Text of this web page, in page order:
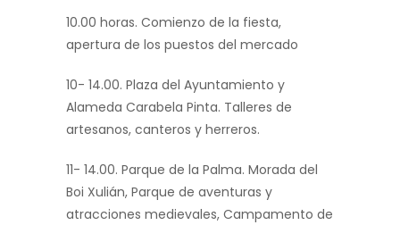
10.00 horas. Comienzo de la fiesta,
apertura de los puestos del mercado
10- 14.00. Plaza del Ayuntamiento y
Alameda Carabela Pinta. Talleres de
artesanos, canteros y herreros.
11- 14.00. Parque de la Palma. Morada del
Boi Xulián, Parque de aventuras y
atracciones medievales, Campamento de